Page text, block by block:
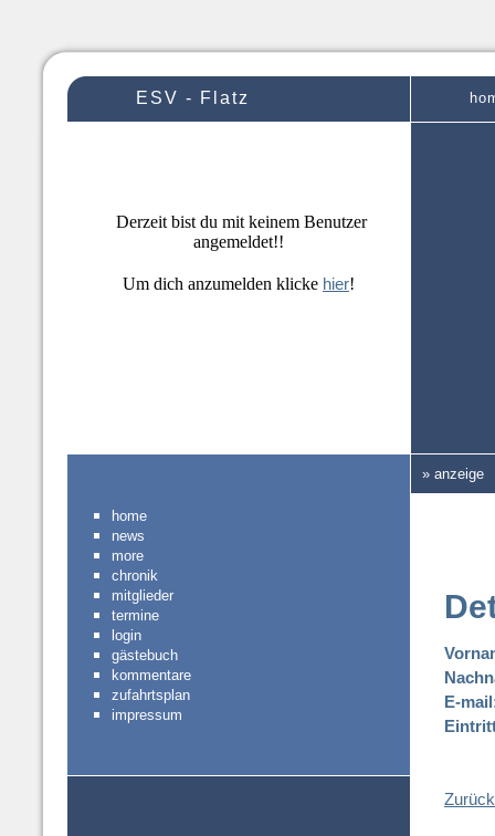
ESV - Flatz
Derzeit bist du mit keinem Benutzer
angemeldet!!
Um dich anzumelden klicke hier!
home
news
more
chronik
mitglieder
termine
login
gästebuch
kommentare
zufahrtsplan
impressum
» anzeige
E-